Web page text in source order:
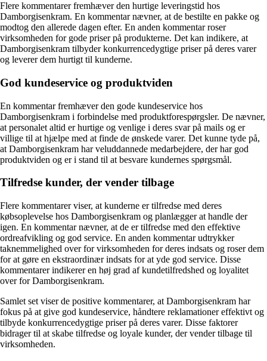
Flere kommentarer fremhæver den hurtige leveringstid hos
Damborgisenkram. En kommentar nævner, at de bestilte en pakke og
modtog den allerede dagen efter. En anden kommentar roser
virksomheden for gode priser på produkterne. Det kan indikere, at
Damborgisenkram tilbyder konkurrencedygtige priser på deres varer
og leverer dem hurtigt til kunderne.
God kundeservice og produktviden
En kommentar fremhæver den gode kundeservice hos
Damborgisenkram i forbindelse med produktforespørgsler. De nævner,
at personalet altid er hurtige og venlige i deres svar på mails og er
villige til at hjælpe med at finde de ønskede varer. Det kunne tyde på,
at Damborgisenkram har veluddannede medarbejdere, der har god
produktviden og er i stand til at besvare kundernes spørgsmål.
Tilfredse kunder, der vender tilbage
Flere kommentarer viser, at kunderne er tilfredse med deres
købsoplevelse hos Damborgisenkram og planlægger at handle der
igen. En kommentar nævner, at de er tilfredse med den effektive
ordreafvikling og god service. En anden kommentar udtrykker
taknemmelighed over for virksomheden for deres indsats og roser dem
for at gøre en ekstraordinær indsats for at yde god service. Disse
kommentarer indikerer en høj grad af kundetilfredshed og loyalitet
over for Damborgisenkram.
Samlet set viser de positive kommentarer, at Damborgisenkram har
fokus på at give god kundeservice, håndtere reklamationer effektivt og
tilbyde konkurrencedygtige priser på deres varer. Disse faktorer
bidrager til at skabe tilfredse og loyale kunder, der vender tilbage til
virksomheden.